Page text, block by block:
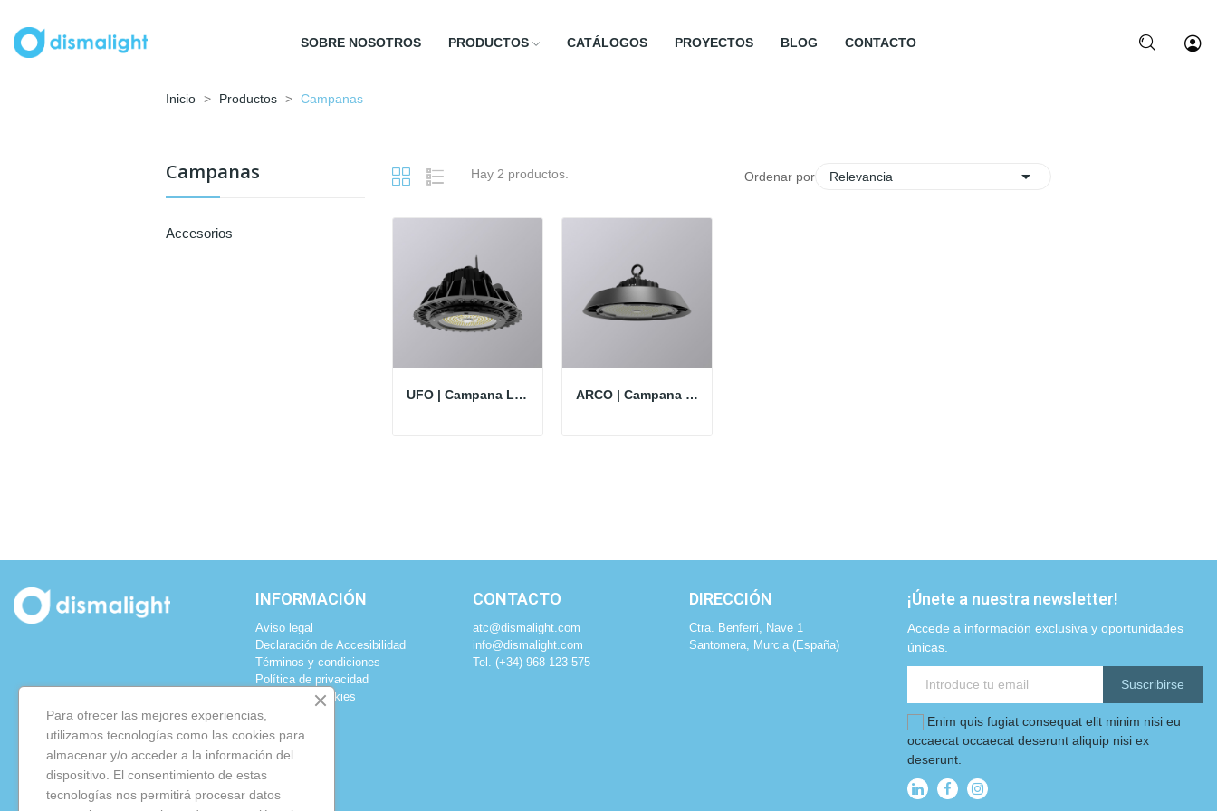
SOBRE NOSOTROS PRODUCTOS CATÁLOGOS PROYECTOS BLOG CONTACTO
Inicio Productos Campanas
Campanas
Accesorios
Hay 2 productos. Ordenar por: Relevancia 
UFO | Campana LED TREKA ARCO | Campana LED
INFORMACIÓN
Aviso legal
Declaración de Accesibilidad
Términos y condiciones
Política de privacidad
Política de cookies
CONTACTO
atc@dismalight.com
info@dismalight.com
Tel. (+34) 968 123 575
DIRECCIÓN
Ctra. Benferri, Nave 1
Santomera, Murcia (España)
¡Únete a nuestra newsletter!
Accede a información exclusiva y oportunidades
únicas.
Suscribirse
Enim quis fugiat consequat elit minim nisi eu
occaecat occaecat deserunt aliquip nisi ex
deserunt.
Para ofrecer las mejores experiencias,
utilizamos tecnologías como las cookies para
almacenar y/o acceder a la información del
dispositivo. El consentimiento de estas
tecnologías nos permitirá procesar datos